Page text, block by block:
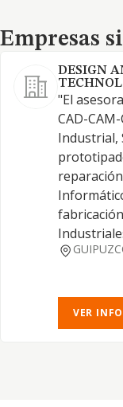
Empresas similares
Empresas
DESIGN
"El
CAD-
Industrial,
VER